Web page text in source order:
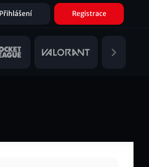
Přihlášení Registrace